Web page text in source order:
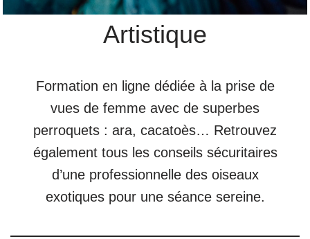
Artistique
Formation en ligne dédiée à la prise de
vues de femme avec de superbes
perroquets : ara, cacatoès… Retrouvez
également tous les conseils sécuritaires
d’une professionnelle des oiseaux
exotiques pour une séance sereine.